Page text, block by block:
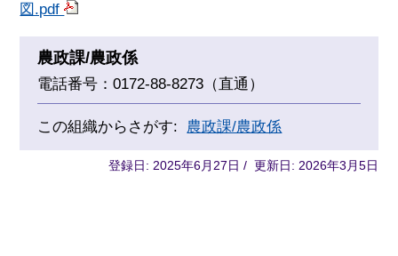
図.pdf
農政課/農政係
電話番号：0172-88-8273（直通）
この組織からさがす: 農政課/農政係
登録日: 2025年6月27日 / 更新日: 2026年3月5日